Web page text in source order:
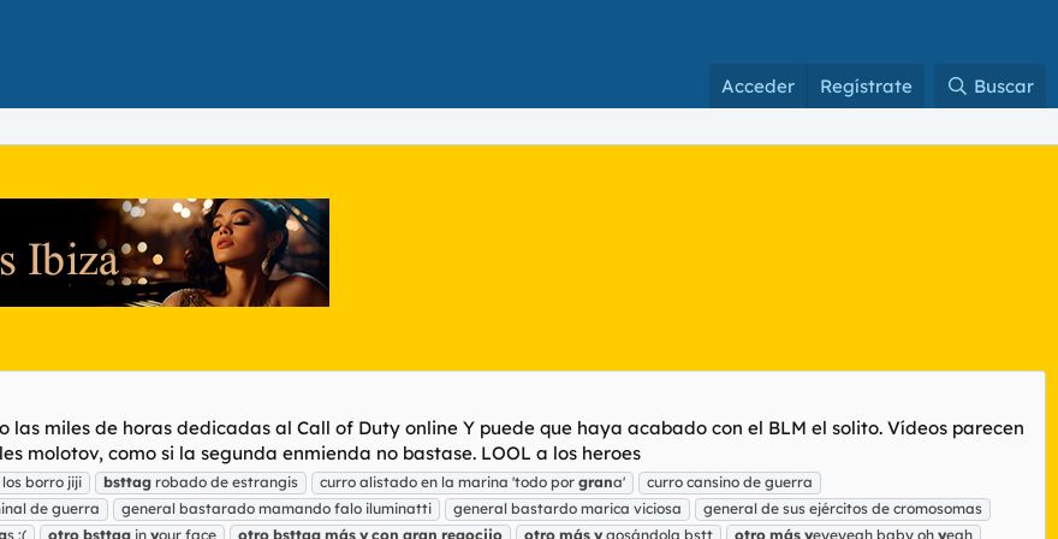
Acceder Regístrate Buscar
miles de horas dedicadas al Call of Duty online Y puede que haya acabado con el BLM el solito. Vídeos parecen
molotov, como si la segunda enmienda no bastase. LOOL a los heroes
borro jiji bsttag robado de estrangis curro alistado en la marina 'todo por grana'
curro cansino de guerra
de guerra general bastarado mamando falo iluminatti general bastardo marica viciosa
general de sus ejércitos de cromosomas
s :( otro bsttag in your face otro bsttag más y con gran regocijo otro más y gosándola bstt otro más yeyeyeah baby oh yeah